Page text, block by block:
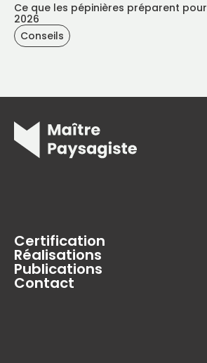
Ce que les pépinières préparent pour
2026
Conseils
Certification
Réalisations
Publications
Contact